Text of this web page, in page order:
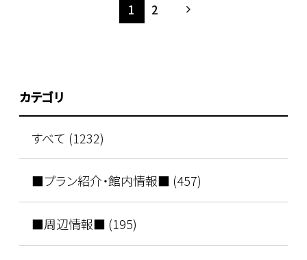
1 2
カテゴリ
すべて (1232)
■プラン紹介・館内情報■ (457)
■周辺情報■ (195)